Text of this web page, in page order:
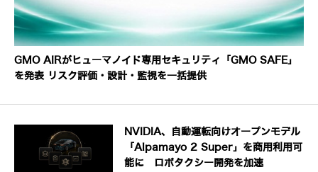
GMO AIRがヒューマノイド専用セキュリティ「GMO SAFE」
を発表 リスク評価・設計・監視を一括提供
NVIDIA、自動運転向けオープンモデル
「Alpamayo 2 Super」を商用利用可
能に ロボタクシー開発を加速